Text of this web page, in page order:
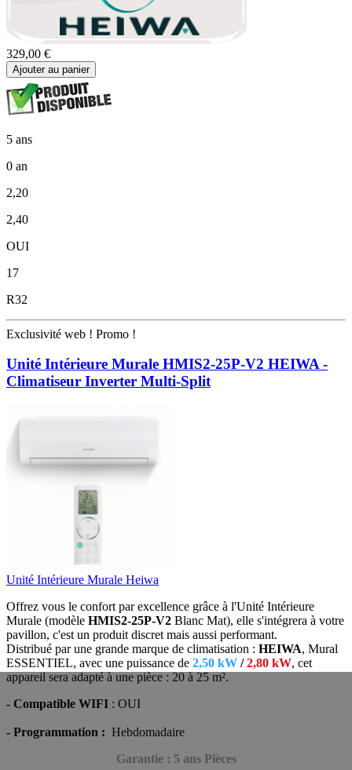
329,00 €
Ajouter au panier
5 ans
0 an
2,20
2,40
OUI
17
R32
Exclusivité web ! Promo !
Unité Intérieure Murale HMIS2-25P-V2 HEIWA -
Climatiseur Inverter Multi-Split
Unité Intérieure Murale Heiwa
Offrez vous le confort par excellence grâce à l'Unité Intérieure
Murale (modèle HMIS2-25P-V2 Blanc Mat), elle s'intégrera à votre
pavillon, c'est un produit discret mais aussi performant.
Distribué par une grande marque de climatisation : HEIWA, Mural
ESSENTIEL, avec une puissance de 2,50 kW /2,80 kW, cet
appareil sera adapté à une pièce : 20 à 25 m².
- Compatible WIFI : OUI
- Programmation : Hebdomadaire
Garantie : 5 ans Pièces